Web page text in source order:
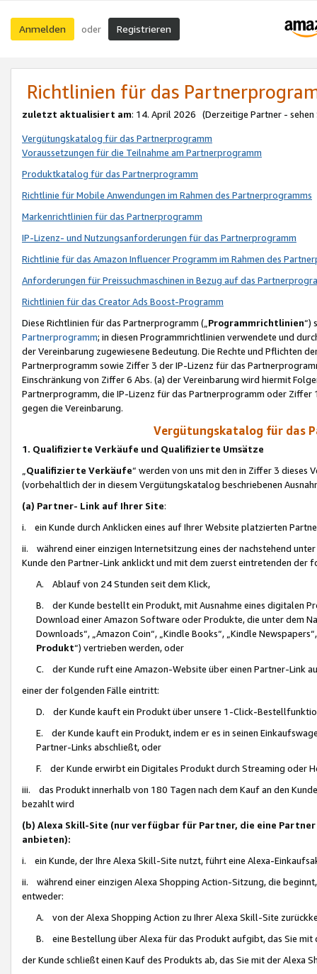
Anmelden oder Registrieren
Richtlinien für das
zuletzt aktualisiert am: 14. April 2026 (Derzeitige Partner - sehen
Vergütungskatalog für das Partnerprogramm
Voraussetzungen für die Teilnahme am Partnerprogramm
Produktkatalog für das Partnerprogramm
Richtlinie für Mobile Anwendungen im Rahmen des Partnerprogramms
Markenrichtlinien für das Partnerprogramm
IP-Lizenz- und Nutzungsanforderungen für das Partnerprogramm
Richtlinie für das Amazon Influencer Programm im Rahmen des
Anforderungen für Preissuchmaschinen in Bezug auf das
Richtlinien für das Creator Ads Boost-Programm
Diese Richtlinien für das Partnerprogramm („Programmrichtlinien“)
Partnerprogramm; in diesen Programmrichtlinien verwendete und
der Vereinbarung zugewiesene Bedeutung. Die Rechte und Pflichten
Partnerprogramm sowie Ziffer 3 der IP-Lizenz für das
Einschränkung von Ziffer 6 Abs. (a) der Vereinbarung wird hiermit
Partnerprogramm, die IP-Lizenz für das Partnerprogramm oder
gegen die Vereinbarung.
Vergütungskatalog für das
1. Qualifizierte Verkäufe und Qualifizierte Umsätze
Qualifizierte Verkäufe“ werden von uns mit den in Ziffer 3
(vorbehaltlich der in diesem Vergütungskatalog beschriebenen
(a) Partner- Link auf Ihrer Site:
i. ein Kunde durch Anklicken eines auf Ihrer Website platzierten
ii. während einer einzigen Internetsitzung eines der nachstehend
Kunde den Partner-Link anklickt und mit dem zuerst eintretenden der
A. Ablauf von 24 Stunden seit dem Klick,
B. der Kunde bestellt ein Produkt, mit Ausnahme eines digitalen
Download einer Amazon Software oder Produkte, die unter dem
Downloads“, „Amazon Coin“, „Kindle Books“, „Kindle
Produkt“) vertrieben werden, oder
C. der Kunde ruft eine Amazon-Website über einen Partner-Link
einer der folgenden Fälle eintritt:
D. der Kunde kauft ein Produkt über unsere 1-Click-
E. der Kunde kauft ein Produkt, indem er es in seinen
Partner-Links abschließt, oder
F. der Kunde erwirbt ein Digitales Produkt durch Streaming oder
iii. das Produkt innerhalb von 180 Tagen nach dem Kauf an den
bezahlt wird
(b) Alexa Skill-Site (nur verfügbar für Partner, die eine
anbieten):
i. ein Kunde, der Ihre Alexa Skill-Site nutzt, führt eine Alexa-
ii. während einer einzigen Alexa Shopping Action-Sitzung, die
entweder:
A. von der Alexa Shopping Action zu Ihrer Alexa Skill-Site
B. eine Bestellung über Alexa für das Produkt aufgibt, das Sie mit
der Kunde schließt einen Kauf des Produkts ab, das Sie mit der Alexa